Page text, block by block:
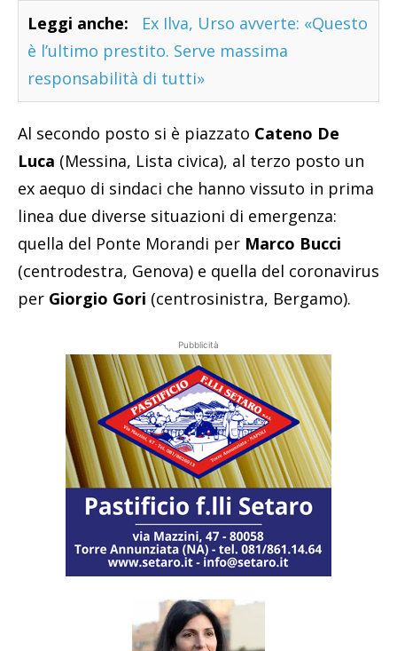
Leggi anche:
Ex Ilva, Urso avverte: «Questo
è l’ultimo prestito. Serve massima
responsabilità di tutti»
Al secondo posto si è piazzato Cateno De
Luca (Messina, Lista civica), al terzo posto un
ex aequo di sindaci che hanno vissuto in prima
linea due diverse situazioni di emergenza:
quella del Ponte Morandi per Marco Bucci
(centrodestra, Genova) e quella del coronavirus
per Giorgio Gori (centrosinistra, Bergamo).
Pubblicità